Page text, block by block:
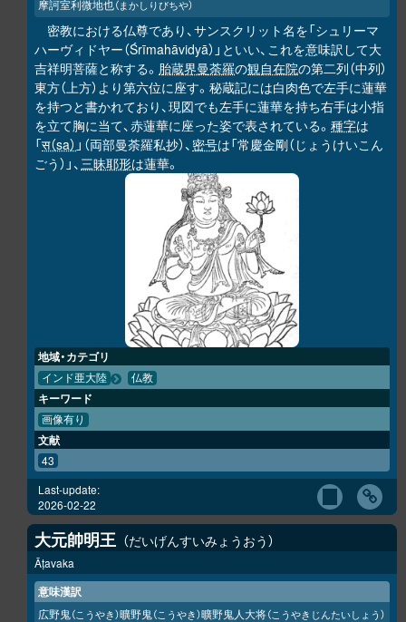
摩訶室利微地也（まかしりびちや）
密教における仏尊であり、サンスクリット名を「シュリーマ
ハーヴィドヤー（Śrīmahāvidyā）」といい、これを意味訳して大
吉祥明菩薩と称する。 胎蔵界曼荼羅の観自在院の第二列（中列）
東方（上方）より第六位に座す。秘蔵記には白肉色で左手に蓮華
を持つと書かれており、現図でも左手に蓮華を持ち右手は小指
を立て胸に当て、赤蓮華に座った姿で表されている。 種字は
「स（sa） 」（両部曼荼羅私抄）、 密号は「常慶金剛（じょうけいこん
ごう）」、三昧耶形は蓮華。
地域・カテゴリ
インド亜大陸 仏教
キーワード
画像有り
文献
43
Last-update:
2026-02-22
大元帥明王 だいげんすいみょうおう
Āṭavaka
意味漢訳
広野鬼（こうやき）曠野鬼（こうやき）曠野鬼人大将（こうやきじんたいしょう）